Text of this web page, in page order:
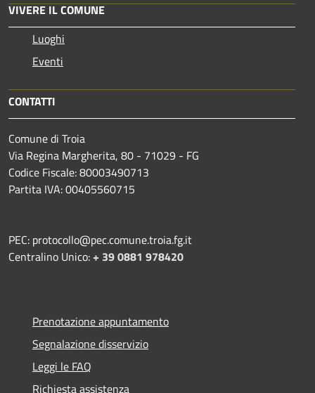
VIVERE IL COMUNE
Luoghi
Eventi
CONTATTI
Comune di Troia
Via Regina Margherita, 80 - 71029 - FG
Codice Fiscale: 80003490713
Partita IVA: 00405560715
PEC: protocollo@pec.comune.troia.fg.it
Centralino Unico:+ 39 0881 978420
Prenotazione appuntamento
Segnalazione disservizio
Leggi le FAQ
Richiesta assistenza